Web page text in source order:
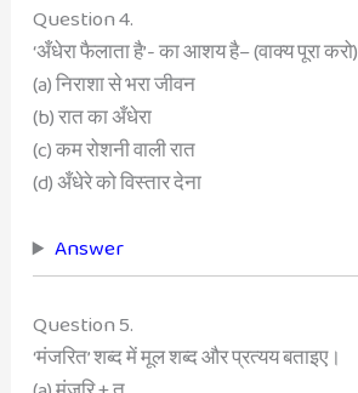
Question 4.
‘अँधेरा फैलाता है’- का आशय है– (वाक्य पूरा करो)
(a) निराशा से भरा जीवन
(b) रात का अँधेरा
(c) कम रोशनी वाली रात
(d) अँधेरे को विस्तार देना
Answer
Question 5.
‘मंजरित’ शब्द में मूल शब्द और प्रत्यय बताइए।